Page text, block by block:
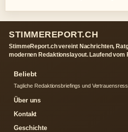
STIMMEREPORT.CH
StimmeReport.ch vereint Nachrichten,
modernen Redaktionslayout. Laufend
Beliebt
Tagliche Redaktionsbriefings und
Über uns
Kontakt
Geschichte